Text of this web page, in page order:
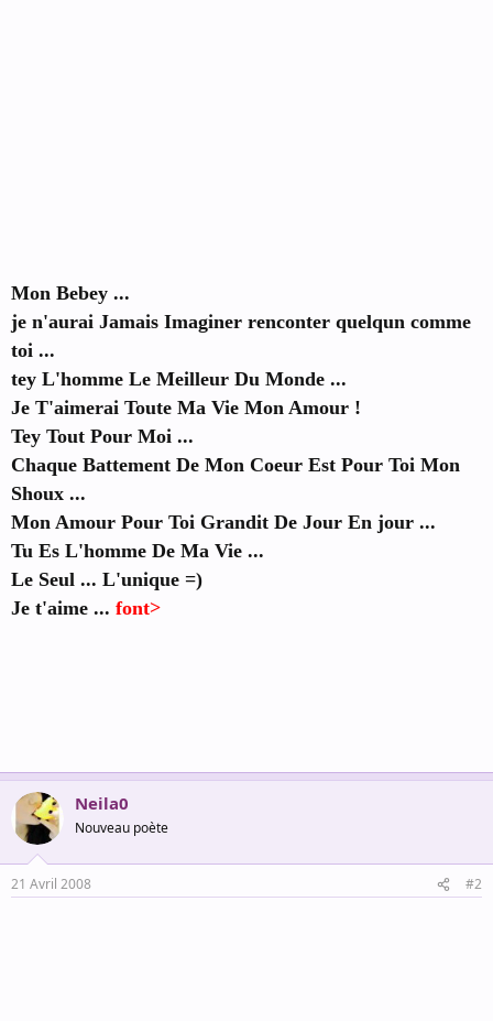
Mon Bebey ...
je n'aurai Jamais Imaginer renconter quelqun comme
toi ...
tey L'homme Le Meilleur Du Monde ...
Je T'aimerai Toute Ma Vie Mon Amour !
Tey Tout Pour Moi ...
Chaque Battement De Mon Coeur Est Pour Toi Mon
Shoux ...
Mon Amour Pour Toi Grandit De Jour En jour ...
Tu Es L'homme De Ma Vie ...
Le Seul ... L'unique =)
Je t'aime ... font>
Neila0
Nouveau poète
21 Avril 2008 #2